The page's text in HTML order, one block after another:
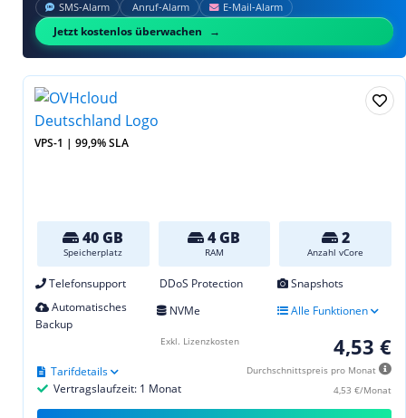
SMS‑Alarm Anruf‑Alarm E‑Mail‑Alarm
Jetzt kostenlos überwachen
VPS-1 | 99,9% SLA
40 GB
Speicherplatz
4 GB
RAM
2
Anzahl vCore
Telefonsupport DDoS Protection
Snapshots
Automatisches
Backup
NVMe Alle Funktionen
4,53 €
Durchschnittspreis pro Monat
4,53 €/Monat
Vertragslaufzeit: 1 Monat
Tarifdetails
Exkl. Lizenzkosten